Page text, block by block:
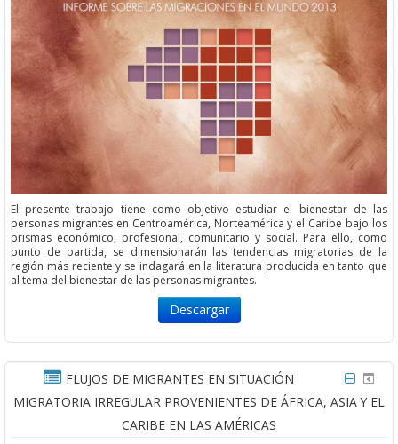
El presente trabajo tiene como objetivo estudiar el bienestar de las
personas migrantes en Centroamérica, Norteamérica y el Caribe bajo los
prismas económico, profesional, comunitario y social. Para ello, como
punto de partida, se dimensionarán las tendencias migratorias de la
región más reciente y se indagará en la literatura producida en tanto que
al tema del bienestar de las personas migrantes.
Descargar
FLUJOS DE MIGRANTES EN SITUACIÓN
MIGRATORIA IRREGULAR PROVENIENTES DE ÁFRICA, ASIA Y EL
CARIBE EN LAS AMÉRICAS